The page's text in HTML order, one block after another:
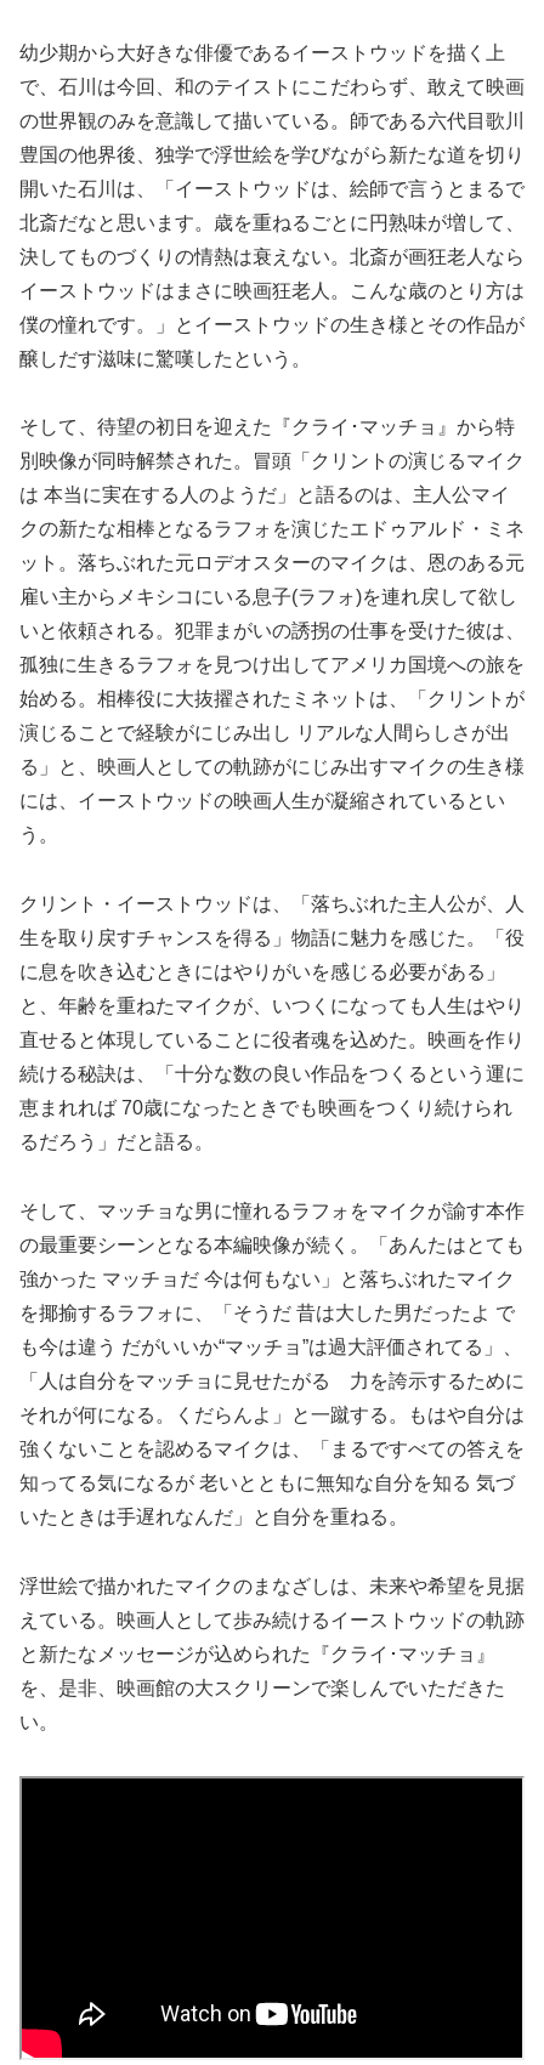
幼少期から大好きな俳優であるイーストウッドを描く上
で、石川は今回、和のテイストにこだわらず、敢えて映画
の世界観のみを意識して描いている。師である六代目歌川
豊国の他界後、独学で浮世絵を学びながら新たな道を切り
開いた石川は、「イーストウッドは、絵師で言うとまるで
北斎だなと思います。歳を重ねるごとに円熟味が増して、
決してものづくりの情熱は衰えない。北斎が画狂老人なら
イーストウッドはまさに映画狂老人。こんな歳のとり方は
僕の憧れです。」とイーストウッドの生き様とその作品が
醸しだす滋味に驚嘆したという。
そして、待望の初日を迎えた『クライ･マッチョ』から特
別映像が同時解禁された。冒頭「クリントの演じるマイク
は 本当に実在する人のようだ」と語るのは、主人公マイ
クの新たな相棒となるラフォを演じたエドゥアルド・ミネ
ット。落ちぶれた元ロデオスターのマイクは、恩のある元
雇い主からメキシコにいる息子(ラフォ)を連れ戻して欲し
いと依頼される。犯罪まがいの誘拐の仕事を受けた彼は、
孤独に生きるラフォを見つけ出してアメリカ国境への旅を
始める。相棒役に大抜擢されたミネットは、「クリントが
演じることで経験がにじみ出し リアルな人間らしさが出
る」と、映画人としての軌跡がにじみ出すマイクの生き様
には、イーストウッドの映画人生が凝縮されているとい
う。
クリント・イーストウッドは、「落ちぶれた主人公が、人
生を取り戻すチャンスを得る」物語に魅力を感じた。「役
に息を吹き込むときにはやりがいを感じる必要がある」
と、年齢を重ねたマイクが、いつくになっても人生はやり
直せると体現していることに役者魂を込めた。映画を作り
続ける秘訣は、「十分な数の良い作品をつくるという運に
恵まれれば 70歳になったときでも映画をつくり続けられ
るだろう」だと語る。
そして、マッチョな男に憧れるラフォをマイクが諭す本作
の最重要シーンとなる本編映像が続く。「あんたはとても
強かった マッチョだ 今は何もない」と落ちぶれたマイク
を揶揄するラフォに、「そうだ 昔は大した男だったよ で
も今は違う だがいいか“マッチョ”は過大評価されてる」、
「人は自分をマッチョに見せたがる 力を誇示するために
それが何になる。くだらんよ」と一蹴する。もはや自分は
強くないことを認めるマイクは、「まるですべての答えを
知ってる気になるが 老いとともに無知な自分を知る 気づ
いたときは手遅れなんだ」と自分を重ねる。
浮世絵で描かれたマイクのまなざしは、未来や希望を見据
えている。映画人として歩み続けるイーストウッドの軌跡
と新たなメッセージが込められた『クライ･マッチョ』
を、是非、映画館の大スクリーンで楽しんでいただきた
い。